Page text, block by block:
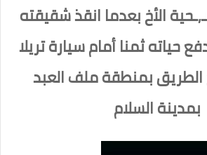
الأخ بعدما انقذ شقيقته
حياته ثمنا أمام سيارة تريلا
بمنطقة ملف العبد
بمدينة السلام